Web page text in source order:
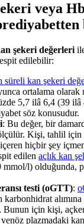
veya
şekeri değerleri
edilebilir:
süreli kan şekeri
ortalama olarak
5,7 ilâ 6,4 (39 ilâ
söz konusudur.
: Bu değer, bir
Kişi, tahlil için
hiçbir şey
edilen açlık kan
l) olduğunda,
testi (oGTT):
karbonhidrat
Bunun için kişi,
plazmadaki